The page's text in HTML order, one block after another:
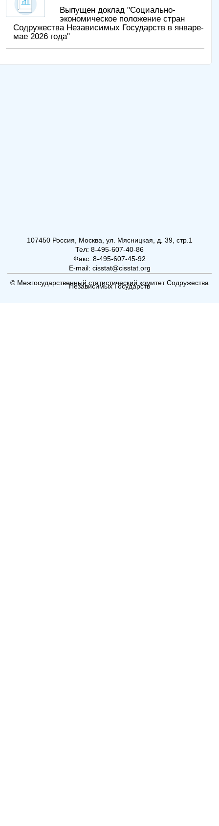
Выпущен доклад "Социально-
экономическое положение стран
Содружества Независимых Государств в январе-
мае 2026 года"
107450 Россия, Москва, ул. Мясницкая, д. 39, стр.1
Тел: 8-495-607-40-86
Факс: 8-495-607-45-92
E-mail: cisstat@cisstat.org
© Межгосударственный статистический комитет Содружества
Независимых Государств